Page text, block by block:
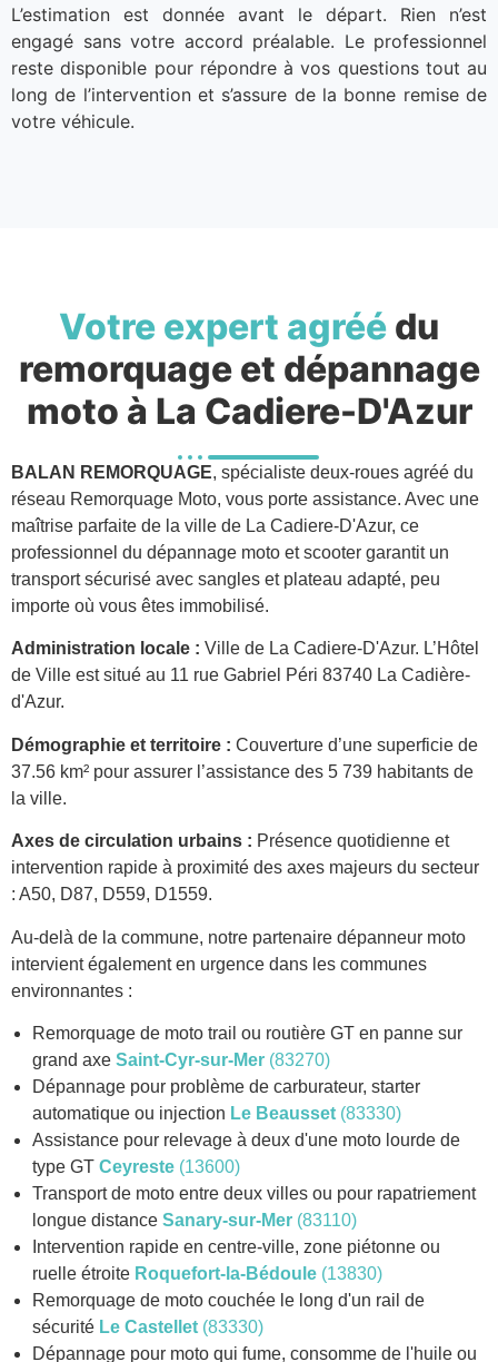
L’estimation est donnée avant le départ. Rien n’est
engagé sans votre accord préalable. Le professionnel
reste disponible pour répondre à vos questions tout au
long de l’intervention et s’assure de la bonne remise de
votre véhicule.
Votre expert agréé du
remorquage et dépannage
moto à La Cadiere-D'Azur
BALAN REMORQUAGE, spécialiste deux-roues agréé du
réseau Remorquage Moto, vous porte assistance. Avec une
maîtrise parfaite de la ville de La Cadiere-D'Azur, ce
professionnel du dépannage moto et scooter garantit un
transport sécurisé avec sangles et plateau adapté, peu
importe où vous êtes immobilisé.
Administration locale : Ville de La Cadiere-D'Azur. L’Hôtel
de Ville est situé au 11 rue Gabriel Péri 83740 La Cadière-
d'Azur.
Démographie et territoire : Couverture d’une superficie de
37.56 km² pour assurer l’assistance des 5 739 habitants de
la ville.
Axes de circulation urbains : Présence quotidienne et
intervention rapide à proximité des axes majeurs du secteur
: A50, D87, D559, D1559.
Au-delà de la commune, notre partenaire dépanneur moto
intervient également en urgence dans les communes
environnantes :
Remorquage de moto trail ou routière GT en panne sur
grand axe Saint-Cyr-sur-Mer (83270)
Dépannage pour problème de carburateur, starter
automatique ou injection Le Beausset (83330)
Assistance pour relevage à deux d'une moto lourde de
type GT Ceyreste (13600)
Transport de moto entre deux villes ou pour rapatriement
longue distance Sanary-sur-Mer (83110)
Intervention rapide en centre-ville, zone piétonne ou
ruelle étroite Roquefort-la-Bédoule (13830)
Remorquage de moto couchée le long d'un rail de
sécurité Le Castellet (83330)
Dépannage pour moto qui fume, consomme de l'huile ou